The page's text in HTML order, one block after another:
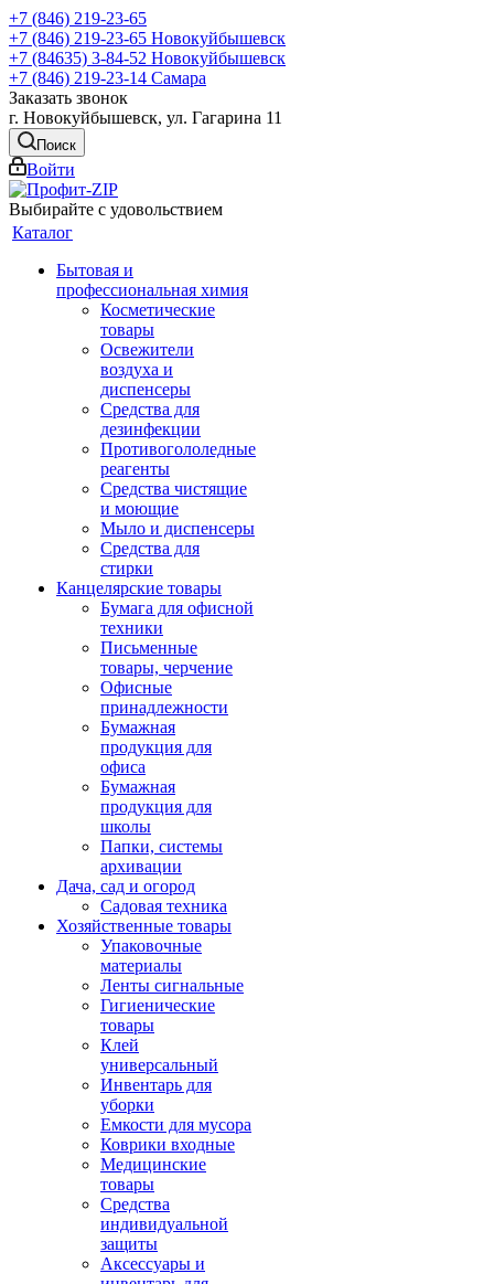
+7 (846) 219-23-65
+7 (846) 219-23-65 Новокуйбышевск
+7 (84635) 3-84-52 Новокуйбышевск
+7 (846) 219-23-14 Самара
Заказать звонок
г. Новокуйбышевск, ул. Гагарина 11
Поиск
Войти
Выбирайте с удовольствием
Каталог
Бытовая и
профессиональная химия
Косметические
товары
Освежители
воздуха и
диспенсеры
Средства для
дезинфекции
Противогололедные
реагенты
Средства чистящие
и моющие
Мыло и диспенсеры
Средства для
стирки
Канцелярские товары
Бумага для офисной
техники
Письменные
товары, черчение
Офисные
принадлежности
Бумажная
продукция для
офиса
Бумажная
продукция для
школы
Папки, системы
архивации
Дача, сад и огород
Садовая техника
Хозяйственные товары
Упаковочные
материалы
Ленты сигнальные
Гигиенические
товары
Клей
универсальный
Инвентарь для
уборки
Емкости для мусора
Коврики входные
Медицинские
товары
Средства
индивидуальной
защиты
Аксессуары и